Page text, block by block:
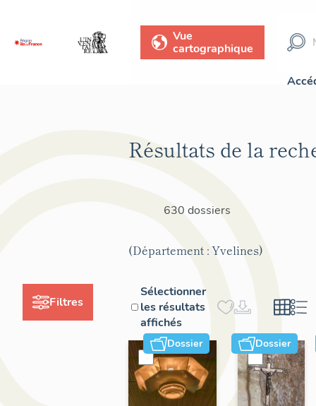
Vue
cartographique
Filtres
Résultats de la
630 dossiers
(Département : Yvelines)
Sélectionner
les résultats
affichés
Dossier Dossier